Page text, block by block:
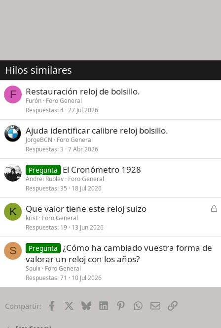
Hilos similares
F Restauración reloj de bolsillo.
Furón Foro General
Respuestas 4 27 Jul 2026
Ajuda identificar calibre reloj bolsillo.
JorgeBCN
Foro General
Respuestas 3 7 Abr 2026
Pregunta El Cronómetro 1928
Andrei Rublev Foro General
Respuestas 35 18 Jul 2026
K
C
r
Que valor tiene este reloj suizo
krist Foro General
Respuestas 19 13 Jun 2026
S Pregunta ¿Cómo ha cambiado vuestra forma de
valorar un reloj con los años?
Soulii
Foro General
Respuestas 71 10 Jul 2026
Compartir: Facebook BlueskyLinkedInPinterestWhatsApp
EmailEnlace